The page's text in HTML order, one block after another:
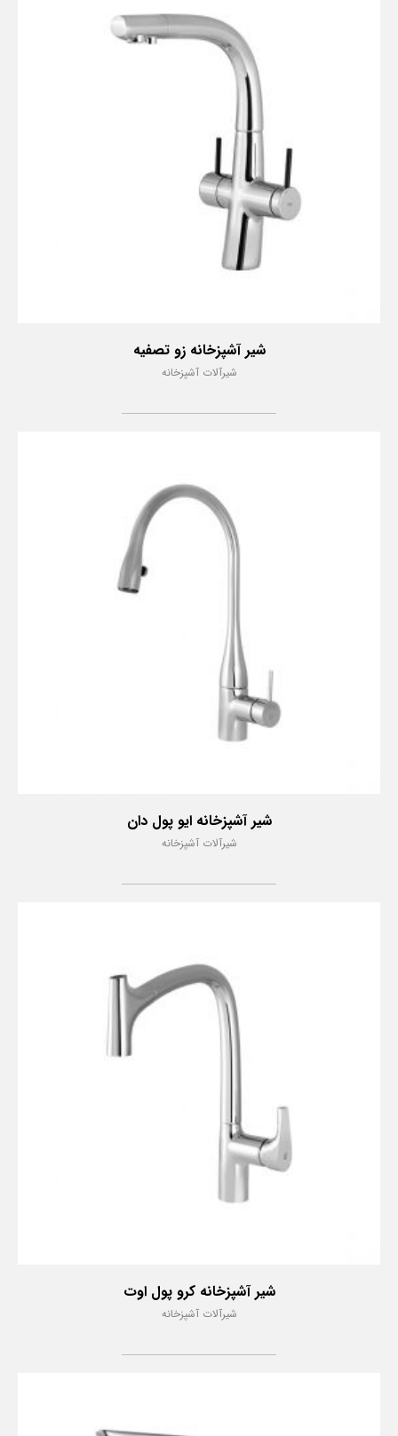
شیر آشپزخانه زو تصفیه
شیرآلات آشپزخانه
شیر آشپزخانه ایو پول دان
شیرآلات آشپزخانه
شیر آشپزخانه کرو پول اوت
شیرآلات آشپزخانه